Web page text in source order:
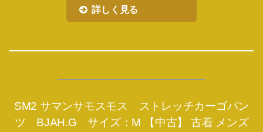
詳しく見る
SM2 サマンサモスモス ストレッチカーゴパン
ツ BJAH.G サイズ：M 【中古】 古着 メンズ